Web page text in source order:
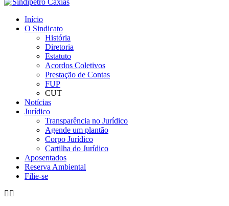
Início
O Sindicato
História
Diretoria
Estatuto
Acordos Coletivos
Prestação de Contas
FUP
CUT
Notícias
Jurídico
Transparência no Jurídico
Agende um plantão
Corpo Jurídico
Cartilha do Jurídico
Aposentados
Reserva Ambiental
Filie-se